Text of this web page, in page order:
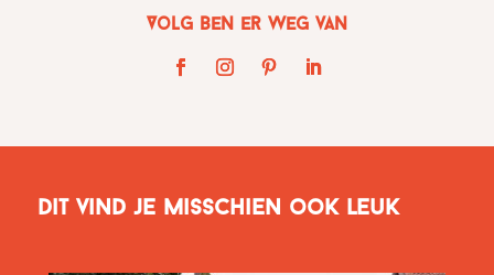
Volg Ben er weg van
Dit vind je misschien ook leuk